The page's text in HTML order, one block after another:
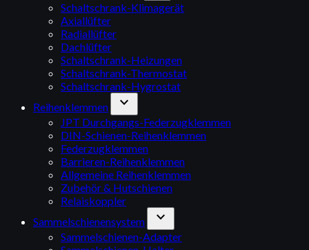
Schaltschrank-Klimagerät
Axiallüfter
Radiallüfter
Dachlüfter
Schaltschrank-Heizungen
Schaltschrank-Thermostat
Schaltschrank-Hygrostat
Reihenklemmen
expand_more
JPT Durchgangs-Federzugklemmen
DIN-Schienen-Reihenklemmen
Federzugklemmen
Barrieren-Reihenklemmen
Allgemeine Reihenklemmen
Zubehör & Hutschienen
Relaiskoppler
Sammelschienensystem
expand_more
Sammelschienen-Adapter